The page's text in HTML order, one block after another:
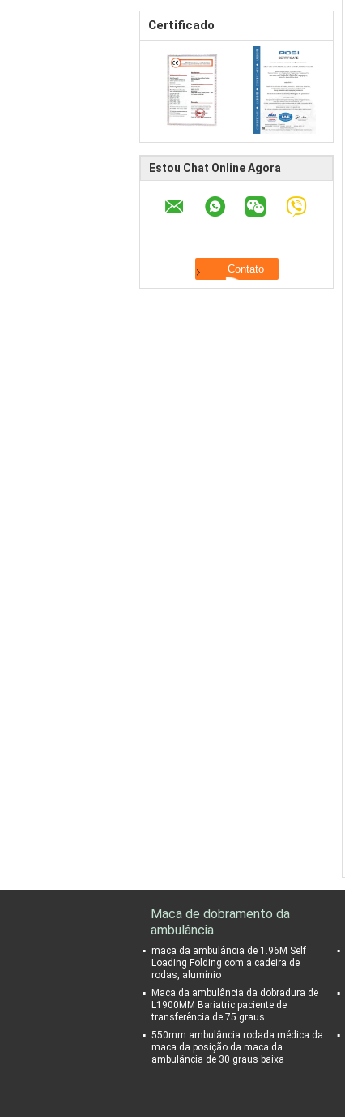
Certificado
Estou Chat Online Agora
Maca de dobramento da
ambulância
maca da ambulância de 1.96M Self
Loading Folding com a cadeira de
rodas, alumínio
Maca da ambulância da dobradura de
L1900MM Bariatric paciente de
transferência de 75 graus
550mm ambulância rodada médica da
maca da posição da maca da
ambulância de 30 graus baixa